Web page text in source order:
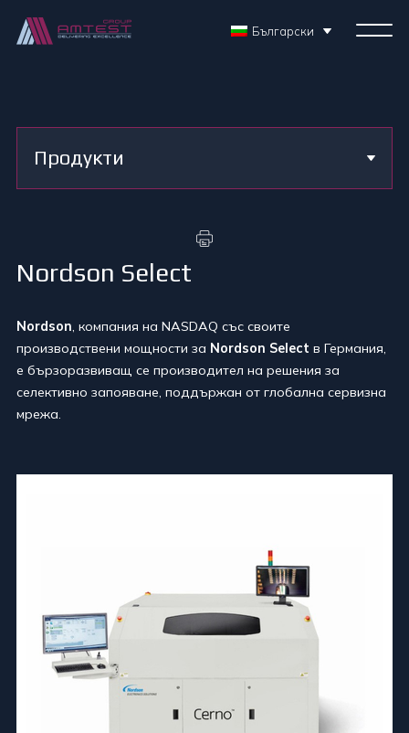
Български
Продукти
Nordson Select
Nordson , компания на NASDAQ със своите
производствени мощности за Nordson Select в Германия,
е бързоразвиващ се производител на решения за
селективно запояване, поддържан от глобална сервизна
мрежа.